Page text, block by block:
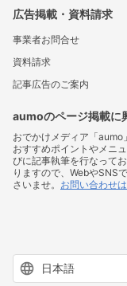
広告掲載・資料請求
事業者お問合せ
資料請求
記事広告のご案内
aumoのページ掲載に
おでかけメディア「
おすすめポイントやメニ
びに記事執筆を行なって
りますので、WebやSNS
さいませ。 お問い合わせ